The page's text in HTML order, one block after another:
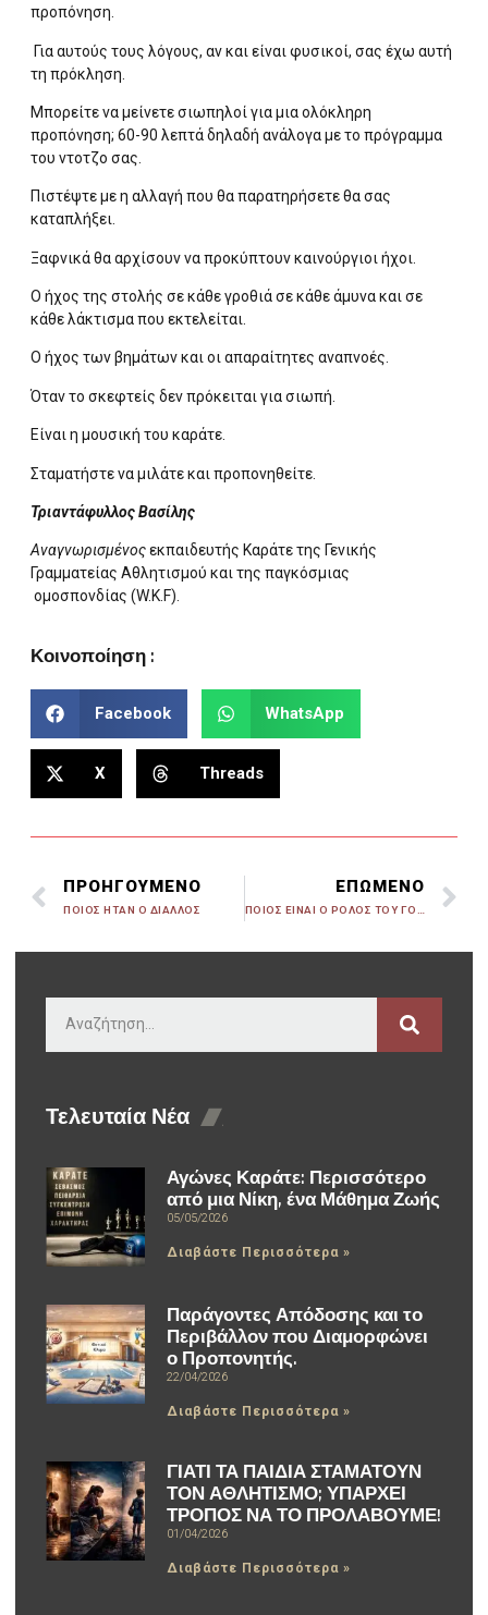
προπόνηση.
Για αυτούς τους λόγους, αν και είναι φυσικοί, σας έχω αυτή
τη πρόκληση.
Μπορείτε να μείνετε σιωπηλοί για μια ολόκληρη
προπόνηση; 60-90 λεπτά δηλαδή ανάλογα με το πρόγραμμα
του ντοτζο σας.
Πιστέψτε με η αλλαγή που θα παρατηρήσετε θα σας
καταπλήξει.
Ξαφνικά θα αρχίσουν να προκύπτουν καινούργιοι ήχοι.
Ο ήχος της στολής σε κάθε γροθιά σε κάθε άμυνα και σε
κάθε λάκτισμα που εκτελείται.
Ο ήχος των βημάτων και οι απαραίτητες αναπνοές.
Όταν το σκεφτείς δεν πρόκειται για σιωπή.
Είναι η μουσική του καράτε.
Σταματήστε να μιλάτε και προπονηθείτε.
Τριαντάφυλλος Βασίλης
Αναγνωρισμένοςεκπαιδευτής Καράτε της Γενικής
Γραμματείας Αθλητισμού και της παγκόσμιας
ομοσπονδίας (W.K.F).
Κοινοποίηση :
Facebook WhatsApp
X Threads
ΠΡΟΗΓΟΥΜΕΝΟ
ΠΟΙΟΣ ΗΤΑΝ Ο ΔΙΑΛΛΟΣ
ΕΠΩΜΕΝΟ
Τελευταία Νέα
Αγώνες Καράτε: Περισσότερο
από μια Νίκη, ένα Μάθημα Ζωής
05/05/2026
Διαβάστε Περισσότερα »
Παράγοντες Απόδοσης και το
Περιβάλλον που Διαμορφώνει
ο Προπονητής.
22/04/2026
Διαβάστε Περισσότερα »
ΓΙΑΤΙ ΤΑ ΠΑΙΔΙΑ ΣΤΑΜΑΤΟΥΝ
ΤΟΝ ΑΘΛΗΤΙΣΜΟ; ΥΠΑΡΧΕΙ
ΤΡΟΠΟΣ ΝΑ ΤΟ ΠΡΟΛΑΒΟΥΜΕ!
01/04/2026
Διαβάστε Περισσότερα »